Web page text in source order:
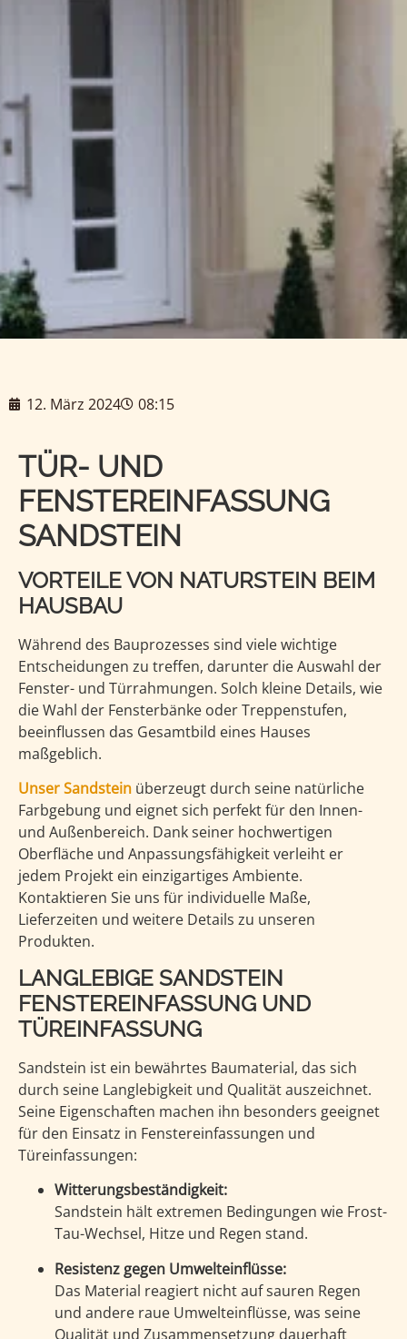
12. März 2024 08:15
TÜR- UND
FENSTEREINFASSUNG
SANDSTEIN
VORTEILE VON NATURSTEIN BEIM
HAUSBAU
Während des Bauprozesses sind viele wichtige
Entscheidungen zu treffen, darunter die Auswahl der
Fenster- und Türrahmungen. Solch kleine Details, wie
die Wahl der Fensterbänke oder Treppenstufen,
beeinflussen das Gesamtbild eines Hauses
maßgeblich.
Unser Sandstein überzeugt durch seine natürliche
Farbgebung und eignet sich perfekt für den Innen-
und Außenbereich. Dank seiner hochwertigen
Oberfläche und Anpassungsfähigkeit verleiht er
jedem Projekt ein einzigartiges Ambiente.
Kontaktieren Sie uns für individuelle Maße,
Lieferzeiten und weitere Details zu unseren
Produkten.
LANGLEBIGE SANDSTEIN
FENSTEREINFASSUNG UND
TÜREINFASSUNG
Sandstein ist ein bewährtes Baumaterial, das sich
durch seine Langlebigkeit und Qualität auszeichnet.
Seine Eigenschaften machen ihn besonders geeignet
für den Einsatz in Fenstereinfassungen und
Türeinfassungen:
Witterungsbeständigkeit:
Sandstein hält extremen Bedingungen wie Frost-
Tau-Wechsel, Hitze und Regen stand.
Resistenz gegen Umwelteinflüsse:
Das Material reagiert nicht auf sauren Regen
und andere raue Umwelteinflüsse, was seine
Qualität und Zusammensetzung dauerhaft